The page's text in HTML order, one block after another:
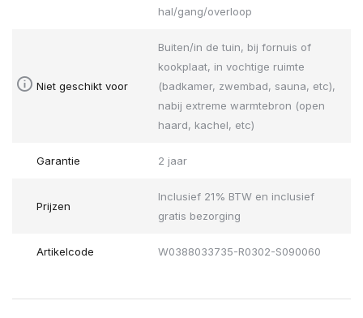
hal/gang/overloop
Niet geschikt voor
Buiten/in de tuin, bij fornuis of
kookplaat, in vochtige ruimte
(badkamer, zwembad, sauna, etc),
nabij extreme warmtebron (open
haard, kachel, etc)
Garantie 2 jaar
Prijzen
Inclusief 21% BTW en inclusief
gratis bezorging
Artikelcode W0388033735-R0302-S090060